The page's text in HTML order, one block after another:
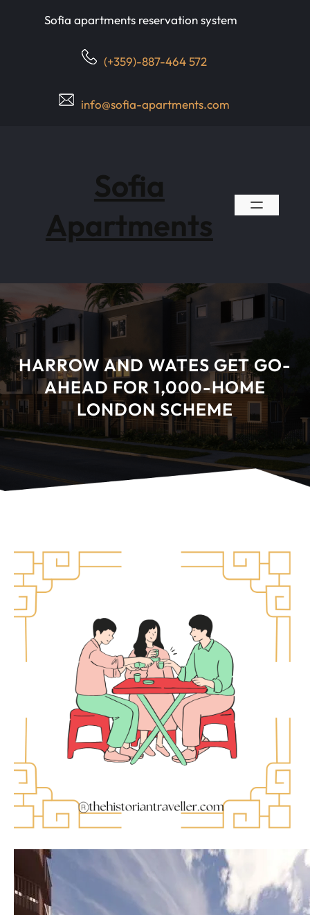
Sofia apartments reservation system
(+359)-887-464 572
info@sofia-apartments.com
Sofia
Apartments
HARROW AND WATES GET GO-
AHEAD FOR 1,000-HOME
LONDON SCHEME